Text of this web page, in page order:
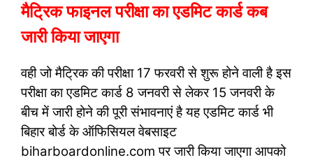
मैट्रिक फाइनल परीक्षा का एडमिट कार्ड कब
जारी किया जाएगा
वही जो मैट्रिक की परीक्षा 17 फरवरी से शुरू होने वाली है इस
परीक्षा का एडमिट कार्ड 8 जनवरी से लेकर 15 जनवरी के
बीच में जारी होने की पूरी संभावनाएं है यह एडमिट कार्ड भी
बिहार बोर्ड के ऑफिसियल वेबसाइट
biharboardonline.com पर जारी किया जाएगा आपको